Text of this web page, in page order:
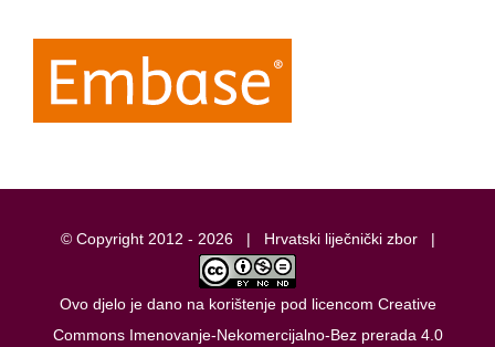
© Copyright 2012 - 2026 | Hrvatski liječnički zbor|
Ovo djelo je dano na korištenje pod licencom Creative
Commons Imenovanje-Nekomercijalno-Bez prerada 4.0